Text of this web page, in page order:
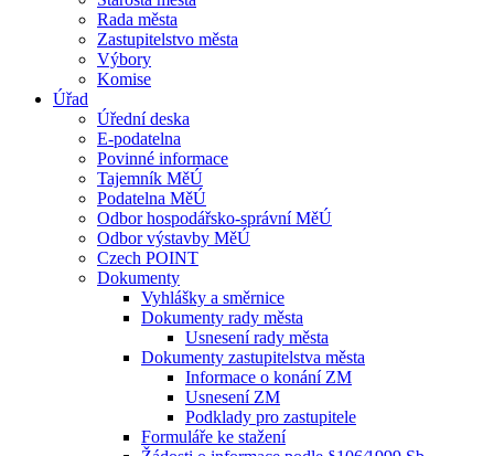
Rada města
Zastupitelstvo města
Výbory
Komise
Úřad
Úřední deska
E-podatelna
Povinné informace
Tajemník MěÚ
Podatelna MěÚ
Odbor hospodářsko-správní MěÚ
Odbor výstavby MěÚ
Czech POINT
Dokumenty
Vyhlášky a směrnice
Dokumenty rady města
Usnesení rady města
Dokumenty zastupitelstva města
Informace o konání ZM
Usnesení ZM
Podklady pro zastupitele
Formuláře ke stažení